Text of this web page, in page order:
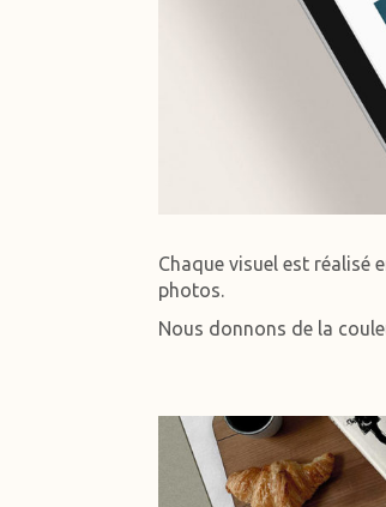
Chaque visuel est réalisé
photos.
Nous donnons de la